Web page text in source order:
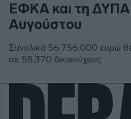
ΕΦΚΑ και τη ΔΥΠΑ
Αυγούστου
Συνολικά 56.756.000 ευρώ
σε 58.370 δικαιούχους